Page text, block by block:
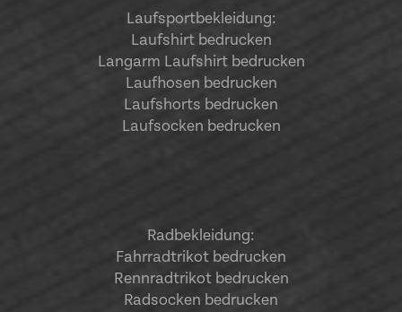
Laufsportbekleidung:
Laufshirt bedrucken
Langarm Laufshirt bedrucken
Laufhosen bedrucken
Laufshorts bedrucken
Laufsocken bedrucken
Radbekleidung:
Fahrradtrikot bedrucken
Rennradtrikot bedrucken
Radsocken bedrucken